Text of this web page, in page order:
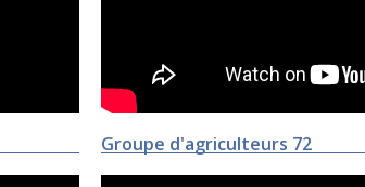
Groupe d'agriculteurs 72